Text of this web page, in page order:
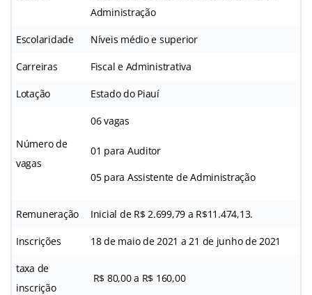
Administração
Escolaridade Níveis médio e superior
Carreiras Fiscal e Administrativa
Lotação Estado do Piauí
Número de
vagas
06 vagas
01 para Auditor
05 para Assistente de Administração
Remuneração Inicial de R$ 2.699,79 a R$11.474,13.
Inscrições 18 de maio de 2021 a 21 de junho de 2021
taxa de
inscrição
R$ 80,00 a R$ 160,00